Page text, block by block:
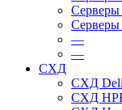
Серверы
Серверы
—
—
СХД
СХД Dell
СХД